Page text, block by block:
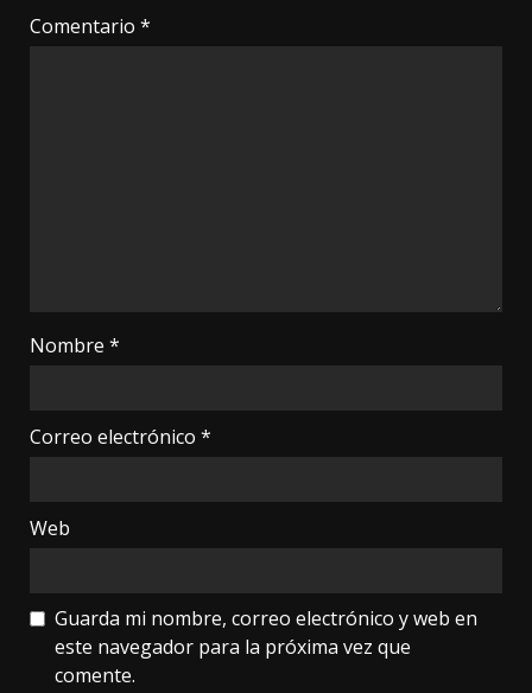
Comentario *
Nombre *
Correo electrónico *
Web
Guarda mi nombre, correo electrónico y web en
este navegador para la próxima vez que
comente.